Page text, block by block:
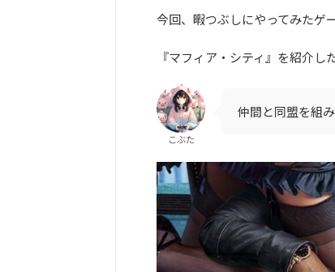
今回、暇つぶしにやってみたゲ
『マフィア・シティ』を紹介し
こぶた
仲間と同盟を組